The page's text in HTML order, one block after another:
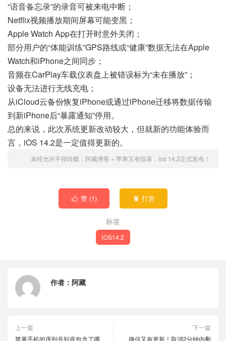
“语音备忘录”的录音可被来电中断；
Netflix视频播放期间屏幕可能变黑；
Apple Watch App在打开时意外关闭；
部分用户的“体能训练”GPS路线或“健康”数据无法在Apple
Watch和iPhone之间同步；
音频在CarPlay车载仪表盘上被错误标为“未在播放”；
设备无法进行无线充电；
从iCloud云备份恢复iPhone或通过iPhone迁移将数据传输
到新iPhone后“暴露通知”停用。
总的来说，此次系统更新改动较大，但就新的功能体验而
言，iOS 14.2是一定值得更新的。
未经允许不得转载： 阿藏博客 » 苹果又有惊喜，ios 14.2正式发布！
 赞 (1)  打赏
标签
iOS14.2
作者： 阿藏
上一篇
苹果手机的序列号到底包含了哪
下一篇
微信又有更新！取消2分钟内删